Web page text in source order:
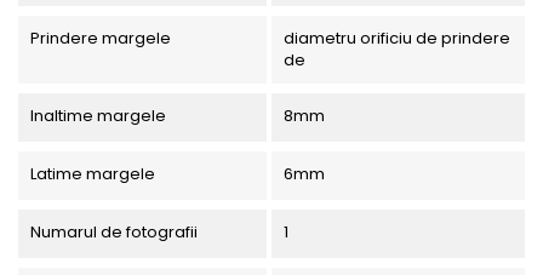
Prindere margele
diametru orificiu de prindere
de
Inaltime margele 8mm
Latime margele 6mm
Numarul de fotografii 1